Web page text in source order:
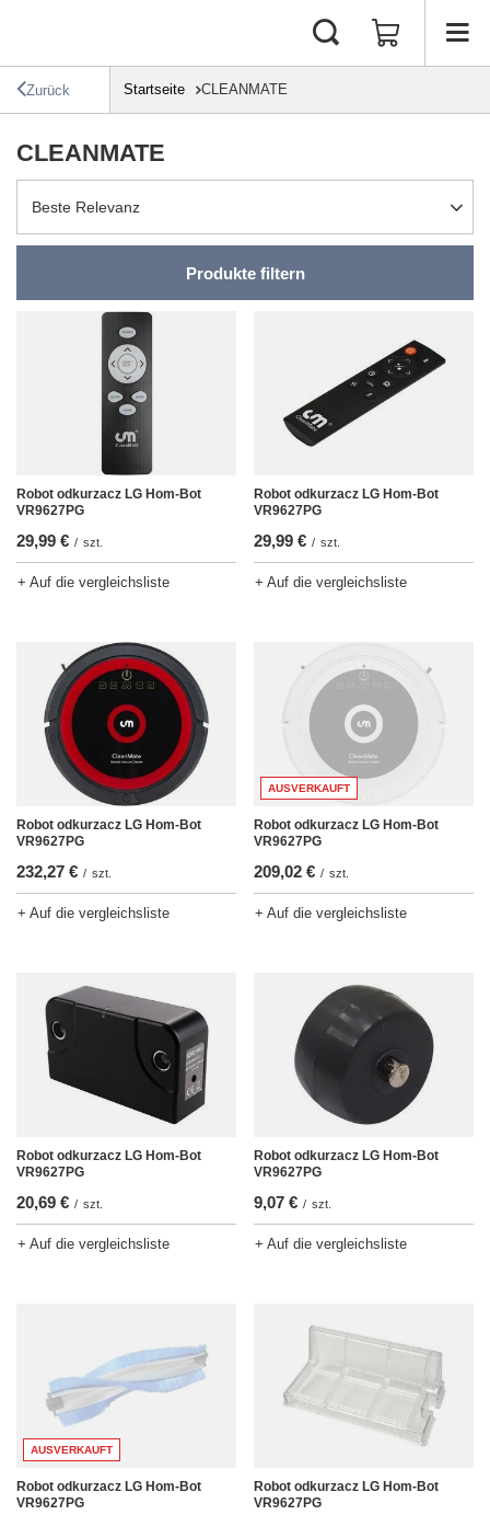
Zurück Startseite CLEANMATE
CLEANMATE
Sortierung ändern
Beste Relevanz
Produkte filtern
Robot odkurzacz LG Hom-Bot
VR9627PG
29,99 € / szt.
+ Auf die vergleichsliste
Robot odkurzacz LG Hom-Bot
VR9627PG
29,99 € / szt.
+ Auf die vergleichsliste
Robot odkurzacz LG Hom-Bot
VR9627PG
232,27 € / szt.
+ Auf die vergleichsliste
AUSVERKAUFT
Robot odkurzacz LG Hom-Bot
VR9627PG
209,02 € / szt.
+ Auf die vergleichsliste
Robot odkurzacz LG Hom-Bot
VR9627PG
20,69 € / szt.
+ Auf die vergleichsliste
Robot odkurzacz LG Hom-Bot
VR9627PG
9,07 € / szt.
+ Auf die vergleichsliste
AUSVERKAUFT
Robot odkurzacz LG Hom-Bot
VR9627PG
Robot odkurzacz LG Hom-Bot
VR9627PG